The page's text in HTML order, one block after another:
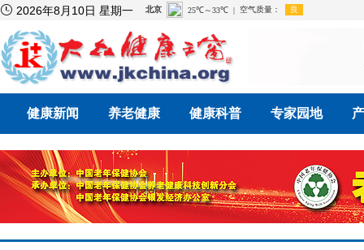
 2026年8月10日 星期一
健康新闻 养老健康 健康科普 专家园地